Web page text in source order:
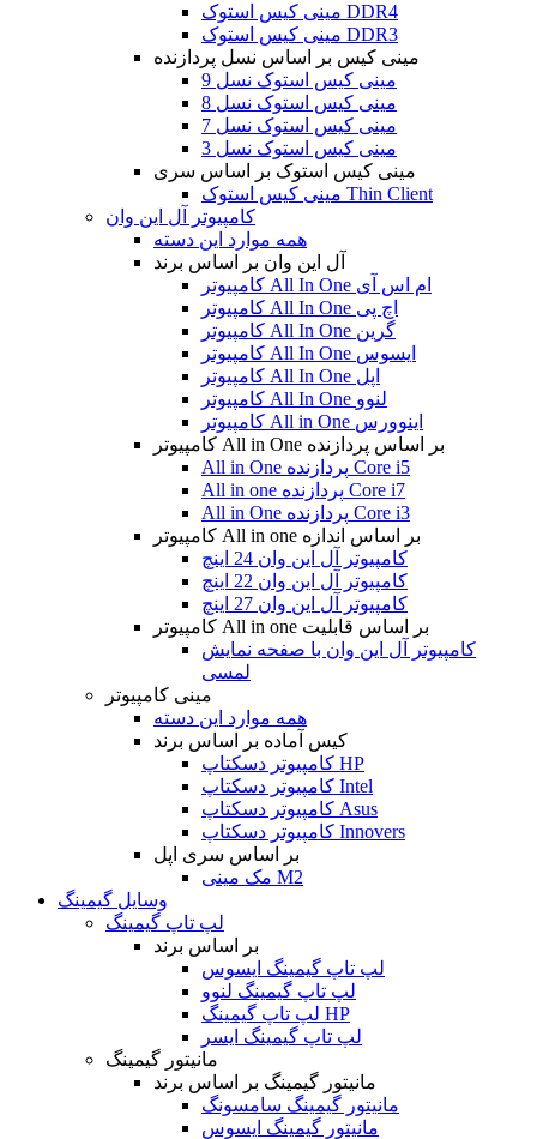
مینی کیس استوک DDR4
مینی کیس استوک DDR3
مینی کیس بر اساس نسل پردازنده
مینی کیس استوک نسل 9
مینی کیس استوک نسل 8
مینی کیس استوک نسل 7
مینی کیس استوک نسل 3
مینی کیس استوک بر اساس سری
مینی کیس استوک Thin Client
کامپیوتر آل این وان
همه موارد این دسته
آل این وان بر اساس برند
کامپیوتر All In One ام اس آی
کامپیوتر All In One اچ پی
کامپیوتر All In One گرین
کامپیوتر All In One ایسوس
کامپیوتر All In One اپل
کامپیوتر All In One لنوو
کامپیوتر All in One اینوورس
کامپیوتر All in One بر اساس پردازنده
All in One پردازنده Core i5
All in one پردازنده Core i7
All in One پردازنده Core i3
کامپیوتر All in one بر اساس اندازه
کامپیوتر آل این وان 24 اینچ
کامپیوتر آل این وان 22 اینچ
کامپیوتر آل این وان 27 اینچ
کامپیوتر All in one بر اساس قابلیت
کامپیوتر آل این وان با صفحه نمایش
لمسی
مینی کامپیوتر
همه موارد این دسته
کیس آماده بر اساس برند
کامپیوتر دسکتاپ HP
کامپیوتر دسکتاپ Intel
کامپیوتر دسکتاپ Asus
کامپیوتر دسکتاپ Innovers
بر اساس سری اپل
مک مینی M2
وسایل گیمینگ
لپ تاپ گیمینگ
بر اساس برند
لپ تاپ گیمینگ ایسوس
لپ تاپ گیمینگ لنوو
لپ تاپ گیمینگ HP
لپ تاپ گیمینگ ایسر
مانیتور گیمینگ
مانیتور گیمینگ بر اساس برند
مانیتور گیمینگ سامسونگ
مانیتور گیمینگ ایسوس